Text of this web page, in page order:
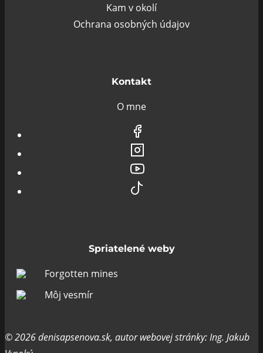
Kam v okolí
Ochrana osobných údajov
Kontakt
O mne
Spriatelené weby
Forgotten mines
Môj vesmír
© 2026 denisapsenova.sk, autor webovej stránky: Ing. Jakub